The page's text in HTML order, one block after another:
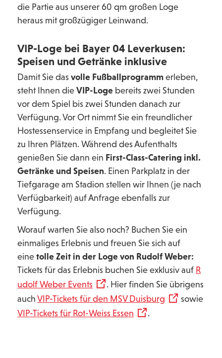
die Partie aus unserer 60 qm großen Loge
heraus mit großzügiger Leinwand.
VIP-Loge bei Bayer 04 Leverkusen:
Speisen und Getränke inklusive
Damit Sie das volle Fußballprogramm erleben,
steht Ihnen die VIP-Loge bereits zwei Stunden
vor dem Spiel bis zwei Stunden danach zur
Verfügung. Vor Ort nimmt Sie ein freundlicher
Hostessenservice in Empfang und begleitet Sie
zu Ihren Plätzen. Während des Aufenthalts
genießen Sie dann ein First-Class-Catering inkl.
Getränke und Speisen. Einen Parkplatz in der
Tiefgarage am Stadion stellen wir Ihnen (je nach
Verfügbarkeit) auf Anfrage ebenfalls zur
Verfügung.
Worauf warten Sie also noch? Buchen Sie ein
einmaliges Erlebnis und freuen Sie sich auf
eine tolle Zeit in der Loge von Rudolf Weber:
Tickets für das Erlebnis buchen Sie exklusiv auf R
udolf Weber Events
. Hier finden Sie übrigens
auch VIP-Tickets für den MSV Duisburg
sowie
VIP-Tickets für Rot-Weiss Essen
.